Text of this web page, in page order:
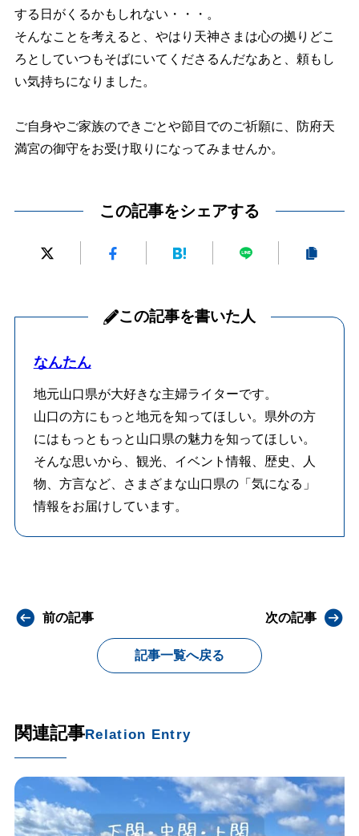
する日がくるかもしれない・・・。
そんなことを考えると、やはり天神さまは心の拠りどこ
ろとしていつもそばにいてくださるんだなあと、頼もし
い気持ちになりました。
ご自身やご家族のできごとや節目でのご祈願に、防府天
満宮の御守をお受け取りになってみませんか。
この記事をシェアする
この記事を書いた人
なんたん
地元山口県が大好きな主婦ライターです。
山口の方にもっと地元を知ってほしい。県外の方
にはもっともっと山口県の魅力を知ってほしい。
そんな思いから、観光、イベント情報、歴史、人
物、方言など、さまざまな山口県の「気になる」
情報をお届けしています。
前の記事
記事一覧へ戻る
次の記事
関連記事Relation Entry